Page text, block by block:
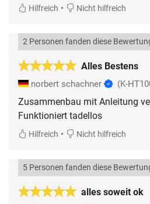
Hilfreich • Nicht hilfreich
Alles Bestens
2 Personen fanden diese
norbert schachner (K-
Zusammenbau mit Anleitung
Funktioniert tadellos
Hilfreich • Nicht hilfreich
alles soweit ok
5 Personen fanden diese